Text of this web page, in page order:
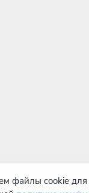
файлы cookie для